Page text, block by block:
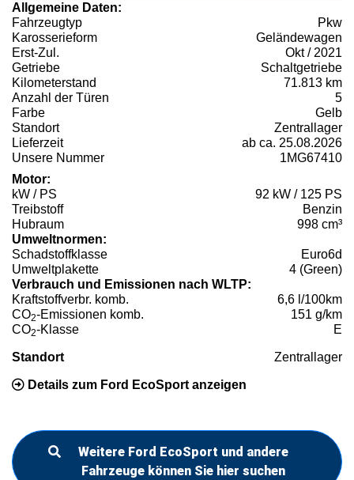
Allgemeine Daten:
Fahrzeugtyp
Pkw
Karosserieform
Geländewagen
Erst-Zul.
Okt / 2021
Getriebe
Schaltgetriebe
Kilometerstand
71.813 km
Anzahl der Türen
5
Farbe
Gelb
Standort
Zentrallager
Lieferzeit
ab ca. 25.08.2026
Unsere Nummer
1MG67410
Motor:
kW / PS
92 kW / 125 PS
Treibstoff
Benzin
Hubraum
998 cm³
Umweltnormen:
Schadstoffklasse
Euro6d
Umweltplakette
4 (Green)
Verbrauch und Emissionen nach WLTP:
Kraftstoffverbr. komb.
6,6 l/100km
CO2-Emissionen komb.
151 g/km
CO2-Klasse E
Standort Zentrallager
Details zum Ford EcoSport anzeigen
Weitere Ford EcoSport und andere
Fahrzeuge können Sie hier suchen